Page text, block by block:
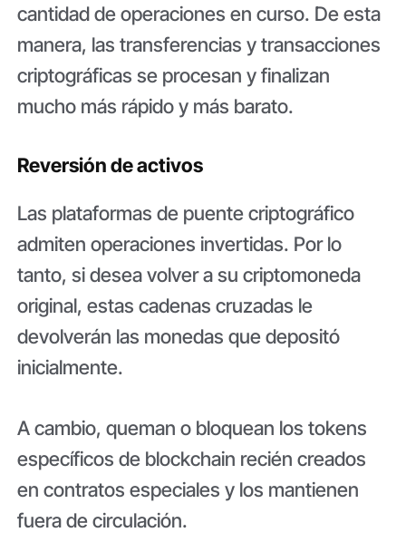
cantidad de operaciones en curso. De esta
manera, las transferencias y transacciones
criptográficas se procesan y finalizan
mucho más rápido y más barato.
Reversión de activos
Las plataformas de puente criptográfico
admiten operaciones invertidas. Por lo
tanto, si desea volver a su criptomoneda
original, estas cadenas cruzadas le
devolverán las monedas que depositó
inicialmente.
A cambio, queman o bloquean los tokens
específicos de blockchain recién creados
en contratos especiales y los mantienen
fuera de circulación.